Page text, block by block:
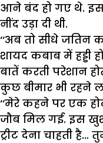
आने बंद हो गए थे. इस
नींद उड़ा दी थी.
‘‘अब तो सीधे जतिन
शायद कबाब में हड्डी
बातें करती परेशान
कुछ बीमार भी रहने
‘‘मेरे कहने पर एक
जौब मिल गई. इस
ट्रीट देना चाहती